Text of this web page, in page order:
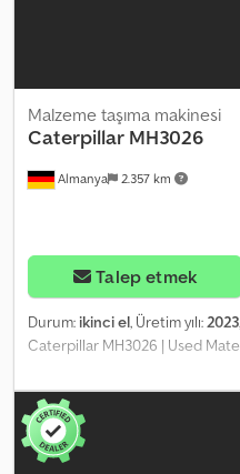
Almanya 2.357 km
Malzeme taşıma makinesi
Caterpillar MH3026
Talep etmek
Durum: ikinci el, Üretim yılı:2023
Caterpillar MH3026 | Used
hours 📍Location: Germany 🚛
Use our shipping calculator to
Now for EUR 203,100 or Make
available for a reasonable fee
by an independent expert